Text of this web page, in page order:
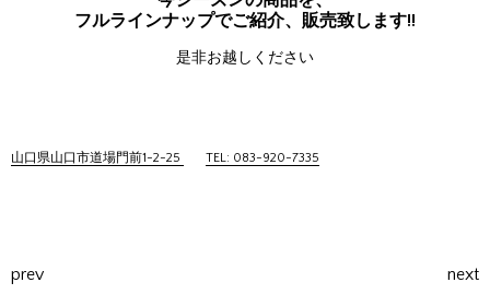
フルラインナップでご紹介、販売致します!!
是非お越しください
山口県山口市道場門前1-2-25 TEL: 083-920-7335
prev next